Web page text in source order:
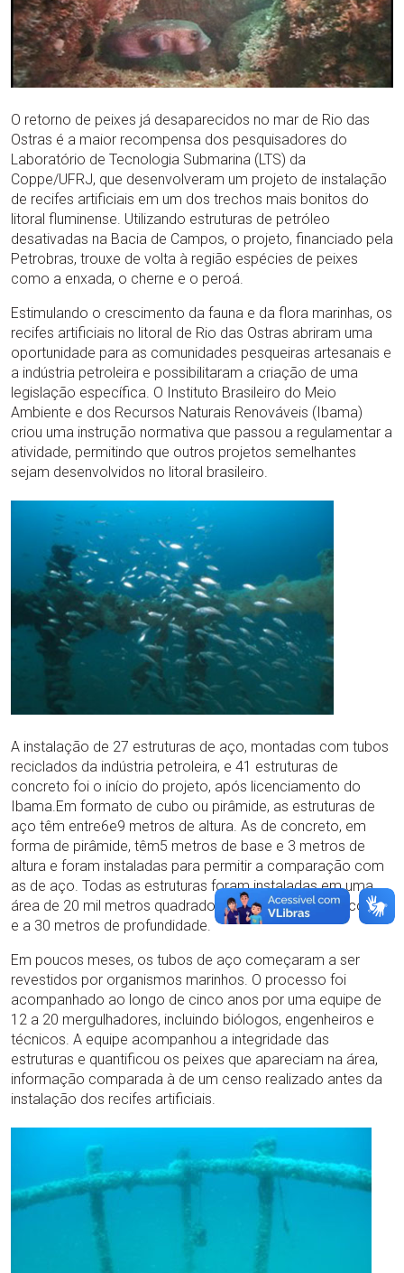
O retorno de peixes já desaparecidos no mar de Rio das
Ostras é a maior recompensa dos pesquisadores do
Laboratório de Tecnologia Submarina (LTS) da
Coppe/UFRJ, que desenvolveram um projeto de instalação
de recifes artificiais em um dos trechos mais bonitos do
litoral fluminense. Utilizando estruturas de petróleo
desativadas na Bacia de Campos, o projeto, financiado pela
Petrobras, trouxe de volta à região espécies de peixes
como a enxada, o cherne e o peroá.
Estimulando o crescimento da fauna e da flora marinhas, os
recifes artificiais no litoral de Rio das Ostras abriram uma
oportunidade para as comunidades pesqueiras artesanais e
a indústria petroleira e possibilitaram a criação de uma
legislação específica. O Instituto Brasileiro do Meio
Ambiente e dos Recursos Naturais Renováveis (Ibama)
criou uma instrução normativa que passou a regulamentar a
atividade, permitindo que outros projetos semelhantes
sejam desenvolvidos no litoral brasileiro.
A instalação de 27 estruturas de aço, montadas com tubos
reciclados da indústria petroleira, e 41 estruturas de
concreto foi o início do projeto, após licenciamento do
Ibama.Em formato de cubo ou pirâmide, as estruturas de
aço têm entre6e9 metros de altura. As de concreto, em
forma de pirâmide, têm5 metros de base e 3 metros de
altura e foram instaladas para permitir a comparação com
as de aço. Todas as estruturas foram instaladas em uma
área de 20 mil metros quadrados, a 8quilômetros da costa
e a 30 metros de profundidade.
Em poucos meses, os tubos de aço começaram a ser
revestidos por organismos marinhos. O processo foi
acompanhado ao longo de cinco anos por uma equipe de
12 a 20 mergulhadores, incluindo biólogos, engenheiros e
técnicos. A equipe acompanhou a integridade das
estruturas e quantificou os peixes que apareciam na área,
informação comparada à de um censo realizado antes da
instalação dos recifes artificiais.